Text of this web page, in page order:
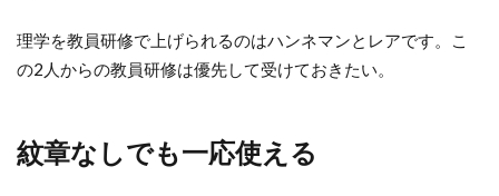
理学を教員研修で上げられるのはハンネマンとレアです。こ
の2人からの教員研修は優先して受けておきたい。
紋章なしでも一応使える